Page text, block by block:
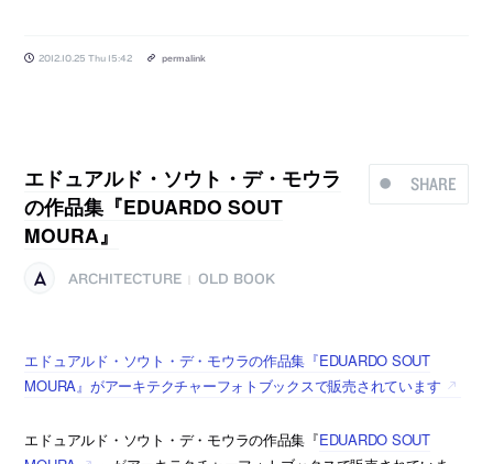
2012.10.25 Thu 15:42 permalink
SHARE
エドュアルド・ソウト・デ・モウラ
の作品集『EDUARDO SOUT
MOURA』
ARCHITECTURE OLD BOOK
エドュアルド・ソウト・デ・モウラの作品集『EDUARDO SOUT
MOURA』がアーキテクチャーフォトブックスで販売されています
エドュアルド・ソウト・デ・モウラの作品集『EDUARDO SOUT